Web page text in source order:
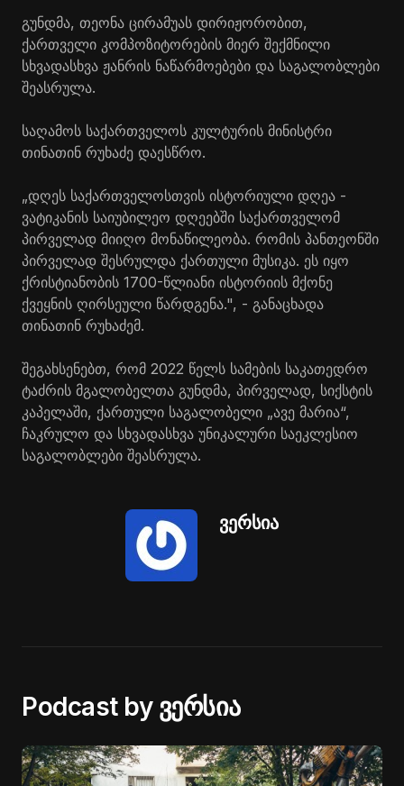
გუნდმა, თეონა ცირამუას დირიჟორობით,
ქართველი კომპოზიტორების მიერ შექმნილი
სხვადასხვა ჟანრის ნაწარმოებები და საგალობლები
შეასრულა.
საღამოს საქართველოს კულტურის მინისტრი
თინათინ რუხაძე დაესწრო.
„დღეს საქართველოსთვის ისტორიული დღეა -
ვატიკანის საიუბილეო დღეებში საქართველომ
პირველად მიიღო მონაწილეობა. რომის პანთეონში
პირველად შესრულდა ქართული მუსიკა. ეს იყო
ქრისტიანობის 1700-წლიანი ისტორიის მქონე
ქვეყნის ღირსეული წარდგენა.", - განაცხადა
თინათინ რუხაძემ.
შეგახსენებთ, რომ 2022 წელს სამების საკათედრო
ტაძრის მგალობელთა გუნდმა, პირველად, სიქსტის
კაპელაში, ქართული საგალობელი „ავე მარია“,
ჩაკრულო და სხვადასხვა უნიკალური საეკლესიო
საგალობლები შეასრულა.
ვერსია
Podcast by ვერსია